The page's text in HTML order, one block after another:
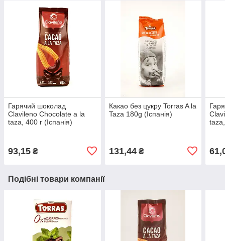
Гарячий шоколад
Clavileno Chocolate a la
taza, 400 г (Іспанія)
93,15 ₴
Какао без цукру Torras A la
Taza 180g (Іспанія)
131,44₴
Подібні товари компанії